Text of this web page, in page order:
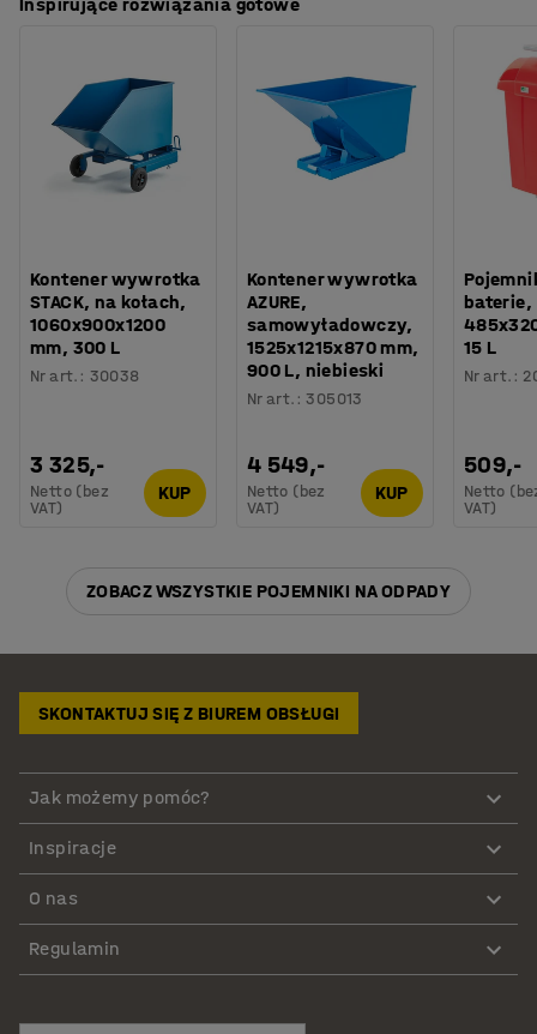
Kontener wywrotka
STACK, na kołach,
1060x900x1200
mm, 300 L
Nr art. : 30038
3 325,-
Netto (bez
VAT)
KUP
Kontener wywrotka
AZURE,
samowyładowczy,
1525x1215x870 mm,
900 L, niebieski
Nr art. :305013
4 549,-
Netto (bez
VAT)
KUP
baterie,
15 L
Nr art. :
509,-
Netto
VAT)
ZOBACZ WSZYSTKIE POJEMNIKI NA ODPADY
SKONTAKTUJ SIĘ Z BIUREM OBSŁUGI
Jak możemy pomóc?
Inspiracje
O nas
Regulamin